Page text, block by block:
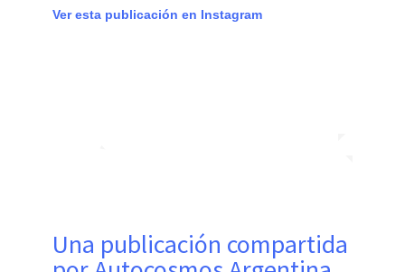
Ver esta publicación en Instagram
Una publicación compartida